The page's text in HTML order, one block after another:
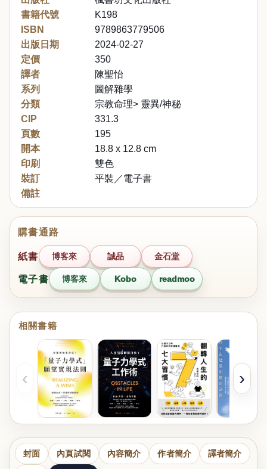
書籍代號
K198
ISBN
9789863779506
出版日期
2024-02-27
定價
350
譯者
陳聖怡
系列
圖解雜學
分類
宗教命理> 靈異/神秘
CIP
331.3
頁數
195
開本
18.8 x 12.8 cm
印刷
雙色
裝訂
平裝／電子書
備註
購書通路
紙書 博客來 誠品 金石堂
電子書 博客來 Kobo readmoo
相關書籍
‹ ›
封面 內頁試閱 內容簡介 作者簡介 譯者簡介